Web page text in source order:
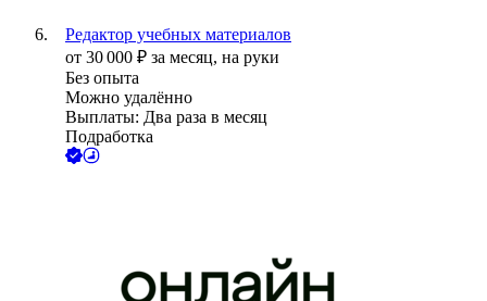
Редактор учебных материалов
от 30 000 ₽ за месяц, на руки
Без опыта
Можно удалённо
Выплаты: Два раза в месяц
Подработка